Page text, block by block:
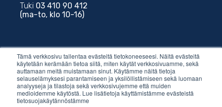
Tämä verkkosivu tallentaa evästeitä tietokoneeseesi. Näitä evästeitä
käytetään kerämään tietoa siitä, miten käytät verkkosivuamme, sekä
auttamaan meitä muistamaan sinut. Käytämme näitä tietoja
selauselämyksesi parantamiseen ja yksilöllistämiseen sekä luomaan
analyyseja ja tilastoja sekä verkkosivujemme että muiden
medioidemme käytöstä. Lue lisätietoja käyttämistämme evästeistä
tietosuojakäytännöstämme
Tuki 03 410 90 412
(ma-to, klo 10-16)
Sähköposti
myynti@vilkas.fi